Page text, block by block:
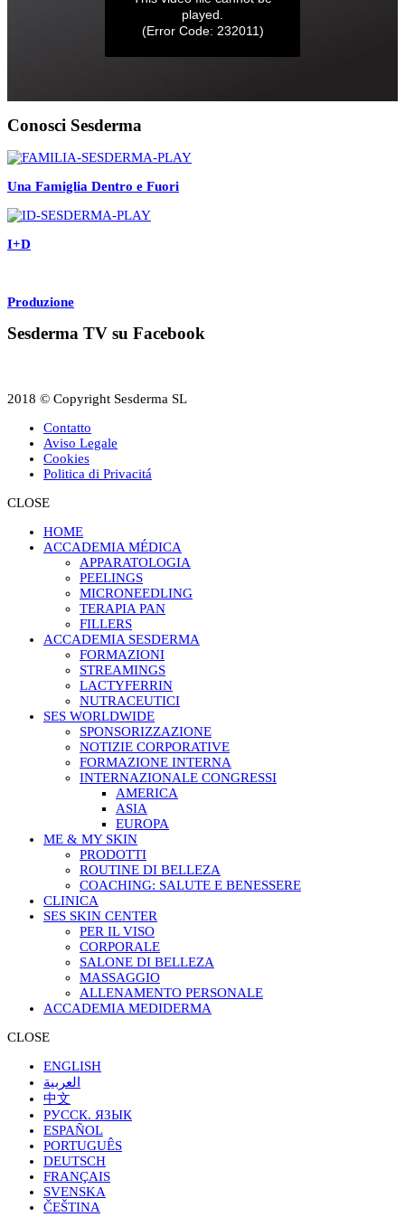
Conosci Sesderma
Una Famiglia Dentro e Fuori
I+D
Produzione
Sesderma TV su Facebook
2018 © Copyright Sesderma SL
Contatto
Aviso Legale
Cookies
Politica di Privacitá
CLOSE
HOME
ACCADEMIA MÉDICA
APPARATOLOGIA
PEELINGS
MICRONEEDLING
TERAPIA PAN
FILLERS
ACCADEMIA SESDERMA
FORMAZIONI
STREAMINGS
LACTYFERRIN
NUTRACEUTICI
SES WORLDWIDE
SPONSORIZZAZIONE
NOTIZIE CORPORATIVE
FORMAZIONE INTERNA
INTERNAZIONALE CONGRESSI
AMERICA
ASIA
EUROPA
ME & MY SKIN
PRODOTTI
ROUTINE DI BELLEZA
COACHING: SALUTE E BENESSERE
CLINICA
SES SKIN CENTER
PER IL VISO
CORPORALE
SALONE DI BELLEZA
MASSAGGIO
ALLENAMENTO PERSONALE
ACCADEMIA MEDIDERMA
CLOSE
ENGLISH
العربية
中文
РУССК. ЯЗЫК
ESPAÑOL
PORTUGUÊS
DEUTSCH
FRANÇAIS
SVENSKA
ČEŠTINA